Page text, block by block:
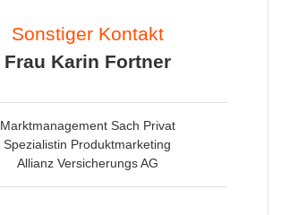
Sonstiger Kontakt
Frau Karin Fortner
Marktmanagement Sach Privat
Spezialistin Produktmarketing
Allianz Versicherungs AG